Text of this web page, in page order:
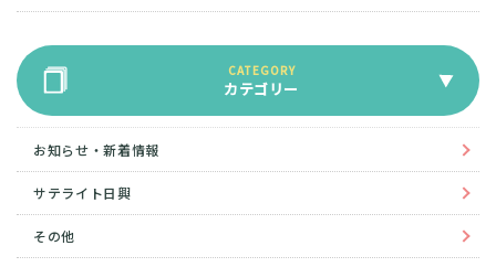
カテゴリー
お知らせ・新着情報
サテライト日興
その他